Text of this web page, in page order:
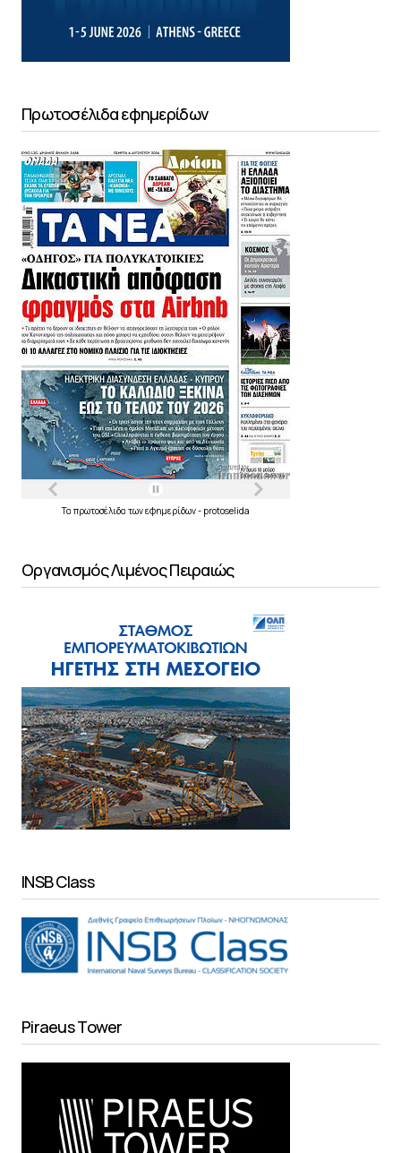
Πρωτοσέλιδα εφημερίδων
Τα πρωτοσέλιδα τωνεφημερίδων- protoselida
Οργανισμός Λιμένος Πειραιώς
INSB Class
Piraeus Tower